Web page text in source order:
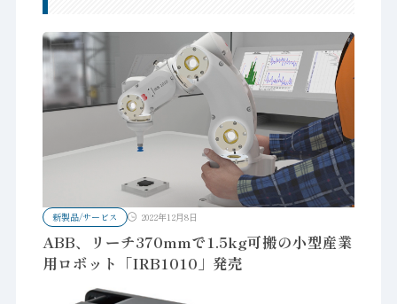
新製品/サービス 2022年12月8日
ABB、リーチ370mmで1.5kg可搬の小型産業
用ロボット「IRB1010」発売